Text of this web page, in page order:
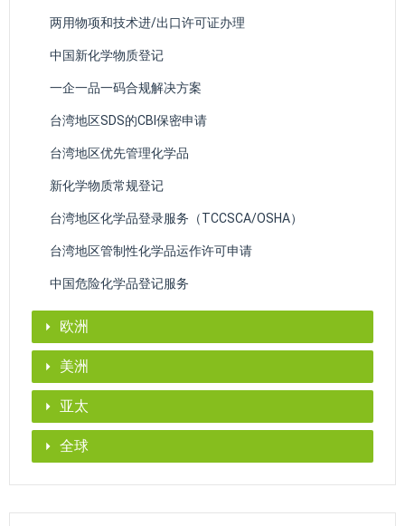
两用物项和技术进/出口许可证办理
中国新化学物质登记
一企一品一码合规解决方案
台湾地区SDS的CBI保密申请
台湾地区优先管理化学品
新化学物质常规登记
台湾地区化学品登录服务（TCCSCA/OSHA）
台湾地区管制性化学品运作许可申请
中国危险化学品登记服务
欧洲
美洲
亚太
全球